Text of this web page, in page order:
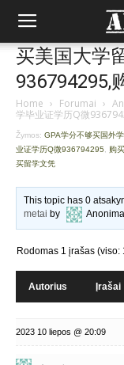
买美国大学
936794295,
Home › Forumai ›
学毕业证学历Q微
Žymos: GPA学分不够买国外
业证学历Q微936794295
购
买留学文凭
This topic has 0
metai by
Rodomas 1 įrašas (viso:
Autorius Įrašai
2023 10 liepos @ 20:09